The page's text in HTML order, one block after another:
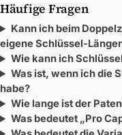
Häufige Fragen
Kann ich beim
eigene Schlüssel-
Wie kann ich
Was ist, wenn ich die
habe?
Wie lange ist der
Was bedeutet „Pro